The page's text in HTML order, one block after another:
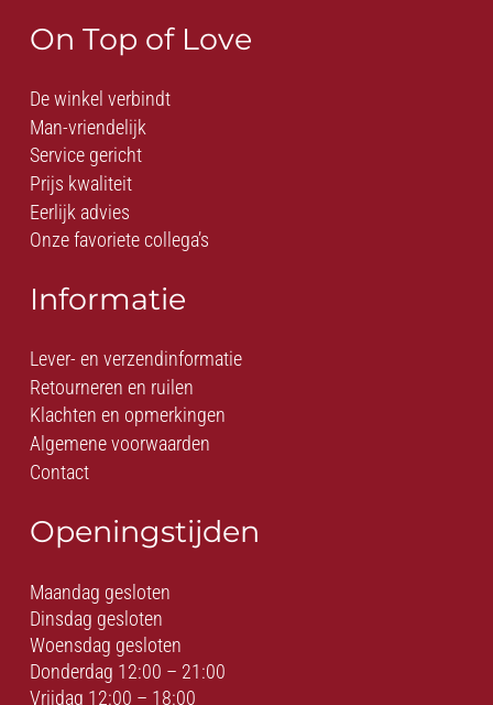
On Top of Love
De winkel verbindt
Man-vriendelijk
Service gericht
Prijs kwaliteit
Eerlijk advies
Onze favoriete collega’s
Informatie
Lever- en verzendinformatie
Retourneren en ruilen
Klachten en opmerkingen
Algemene voorwaarden
Contact
Openingstijden
Maandag gesloten
Dinsdag gesloten
Woensdag gesloten
Donderdag 12:00 – 21:00
Vrijdag 12:00 – 18:00